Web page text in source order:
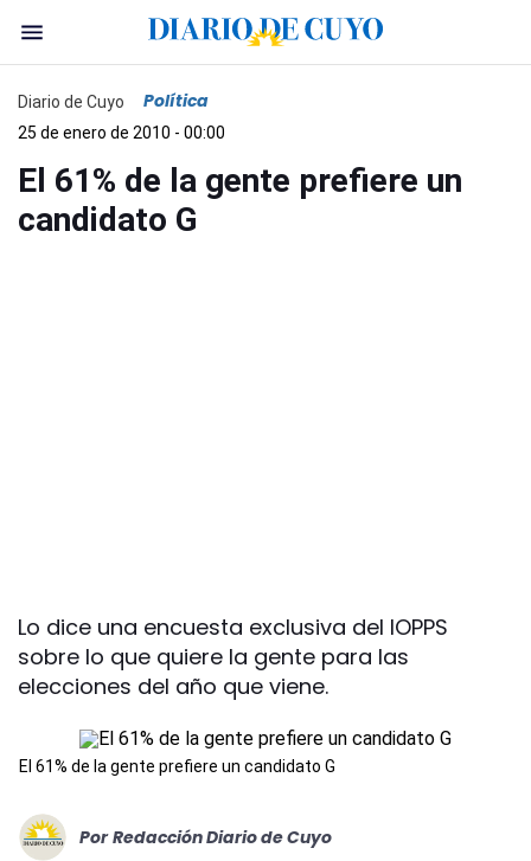
Diario de Cuyo Política
25 de enero de 2010 - 00:00
El 61% de la gente prefiere un
candidato G
Lo dice una encuesta exclusiva del IOPPS
sobre lo que quiere la gente para las
elecciones del año que viene.
El 61% de la gente prefiere un candidato G
Por Redacción Diario de Cuyo